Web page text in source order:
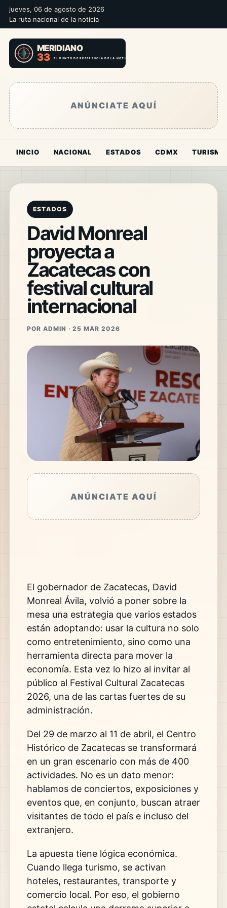
jueves, 06 de agosto de 2026
La ruta nacional de la noticia
ANÚNCIATE AQUÍ
INICIO NACIONAL ESTADOS CDMX TURISMO
ESTADOS
David Monreal
proyecta a
Zacatecas con
festival cultural
internacional
POR ADMIN · 25 MAR 2026
ANÚNCIATE AQUÍ
El gobernador de Zacatecas, David
Monreal Ávila, volvió a poner sobre la
mesa una estrategia que varios estados
están adoptando: usar la cultura no solo
como entretenimiento, sino como una
herramienta directa para mover la
economía. Esta vez lo hizo al invitar al
público al Festival Cultural Zacatecas
2026, una de las cartas fuertes de su
administración.
Del 29 de marzo al 11 de abril, el Centro
Histórico de Zacatecasse transformará
en un gran escenario con más de 400
actividades. No es un dato menor:
hablamos de conciertos, exposiciones y
eventos que, en conjunto, buscan atraer
visitantes de todo el país e incluso del
extranjero.
La apuesta tiene lógica económica.
Cuando llega turismo, se activan
hoteles, restaurantes, transporte y
comercio local. Por eso, el gobierno